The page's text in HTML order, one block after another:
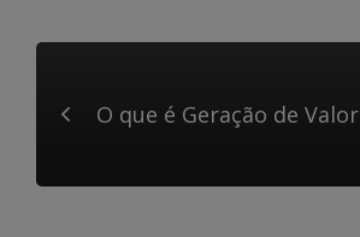
O que é Geração de Valor